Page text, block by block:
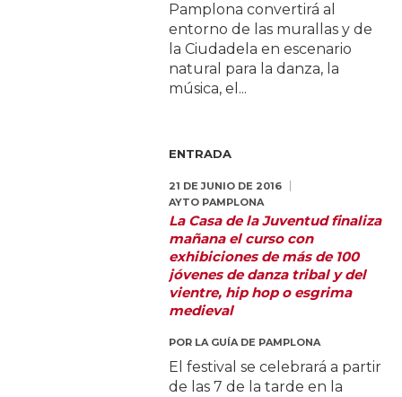
Pamplona convertirá al
entorno de las murallas y de
la Ciudadela en escenario
natural para la danza, la
música, el...
ENTRADA
21 DE JUNIO DE 2016
AYTO PAMPLONA
La Casa de la Juventud finaliza
mañana el curso con
exhibiciones de más de 100
jóvenes de danza tribal y del
vientre, hip hop o esgrima
medieval
POR LA GUÍA DE PAMPLONA
El festival se celebrará a partir
de las 7 de la tarde en la